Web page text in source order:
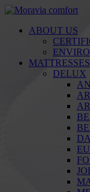
ABOUT US
MATTRESSES
DELUX